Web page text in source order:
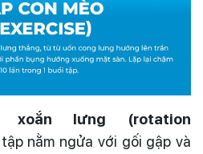
lưng (rotation
nằm ngửa với gối gập và